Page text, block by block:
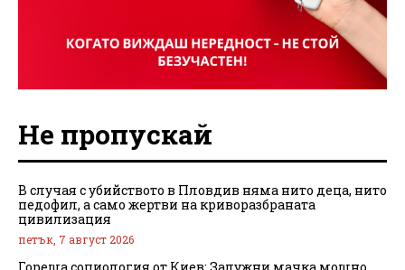
Не пропускай
В случая с убийството в Пловдив няма нито деца, нито
педофил, а само жертви на криворазбраната
цивилизация
петък, 7 август 2026